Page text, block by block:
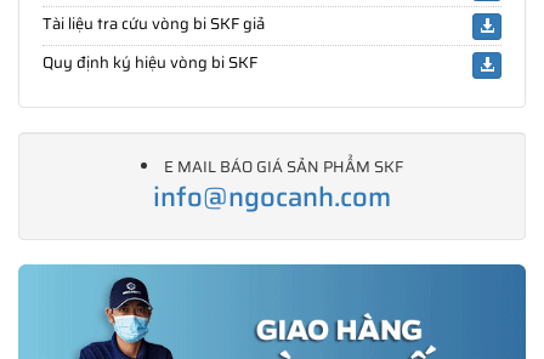
Tài liệu tra cứu vòng bi SKF giả
Quy định ký hiệu vòng bi SKF
E MAIL BÁO GIÁ SẢN PHẨM SKF
info@ngocanh.com